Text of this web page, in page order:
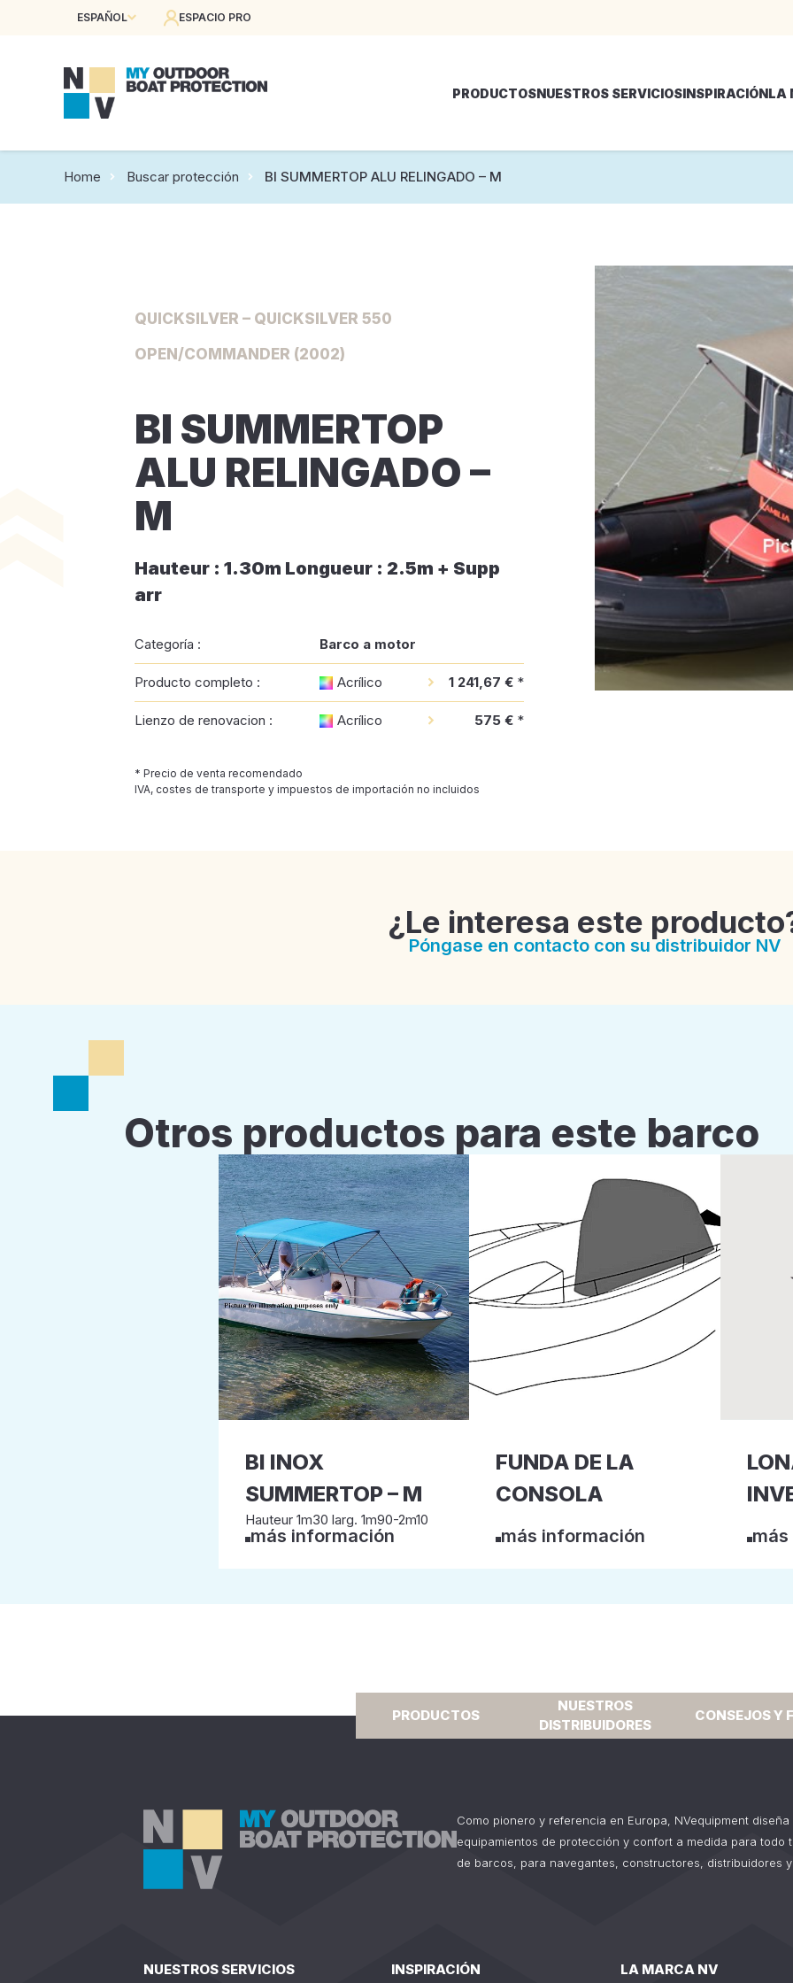
ESPAÑOL ESPACIO PRO
PRODUCTOSNUESTROS SERVICIOSINSPIRACIÓNLA
Home Buscar protección BI SUMMERTOP ALU RELINGADO – M
QUICKSILVER – QUICKSILVER 550
OPEN/COMMANDER (2002)
BI SUMMERTOP
ALU RELINGADO –
M
Hauteur : 1.30m Longueur : 2.5m + Supp
arr
Categoría : Barco a motor
Producto completo : Acrílico 1 241,67 € *
Lienzo de renovacion : Acrílico 575 € *
* Precio de venta recomendado
IVA, costes de transporte y impuestos de importación no incluidos
¿Le interesa este
Póngase en contacto con su distribuidor NV
Otros productos para este barco
BI INOX
SUMMERTOP – M
Hauteur 1m30 larg. 1m90-2m10
más información
FUNDA DE LA
CONSOLA
más información
PRODUCTOS
NUESTROS
DISTRIBUIDORES
CONSEJOS Y
Como pionero y referencia en Europa, NVequipment
equipamientos de protección y confort a medida para todo
de barcos, para navegantes, constructores, distribuidores
NUESTROS SERVICIOS INSPIRACIÓN LA MARCA NV